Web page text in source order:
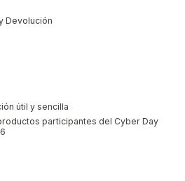
Devolución
útil y sencilla
participantes del Cyber Day